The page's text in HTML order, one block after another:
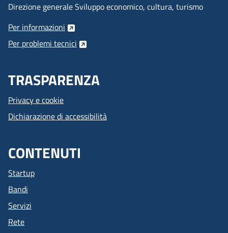
Direzione generale Sviluppo economico, cultura, turismo
Per informazioni
Per problemi tecnici
TRASPARENZA
Privacy e cookie
Dichiarazione di accessibilità
CONTENUTI
Startup
Bandi
Servizi
Rete